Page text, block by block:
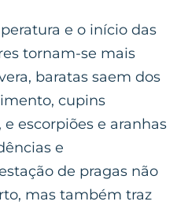
e o início das
tornam-se mais
baratas saem dos
cupins
escorpiões e aranhas
e
de pragas não
mas também traz